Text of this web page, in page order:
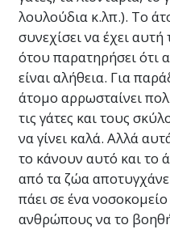
λουλούδια κ.λπ.). Το
συνεχίσει να έχει
ότου παρατηρήσει ότι
είναι αλήθεια. Για
άτομο αρρωσταίνει
τις γάτες και τους
να γίνει καλά. Αλλά
το κάνουν αυτό και το
από τα ζώα
πάει σε ένα
ανθρώπους να το